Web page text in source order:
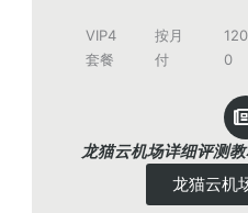
VIP4
套餐
按月
付
0
龙猫云机场详细评测
龙猫云机